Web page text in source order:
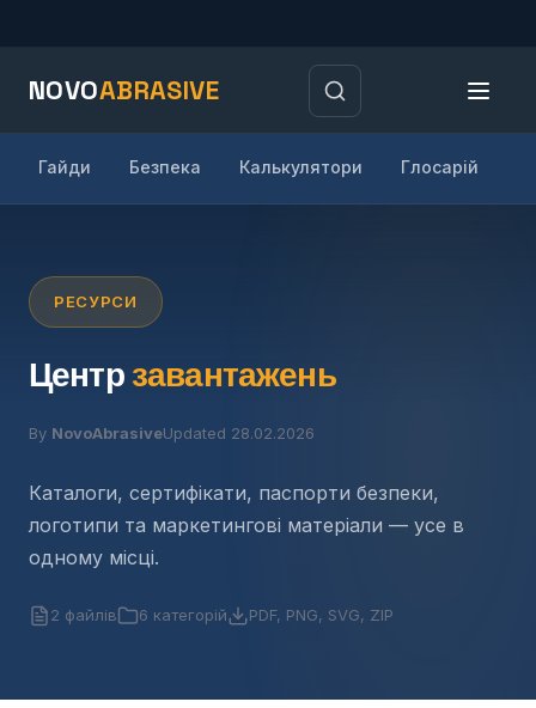
NOVOABRASIVE
Гайди Безпека Калькулятори Глосарій
РЕСУРСИ
Центрзавантажень
By NovoAbrasiveUpdated 28.02.2026
Каталоги, сертифікати, паспорти безпеки,
логотипи та маркетингові матеріали — усе в
одному місці.
2 файлів 6 категорій PDF, PNG, SVG, ZIP